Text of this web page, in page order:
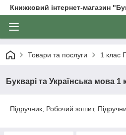
Книжковий інтернет-магазин
Товари та послуги 1 клас
Букварі та Українська мова 1
Підручник, Робочий зошит,